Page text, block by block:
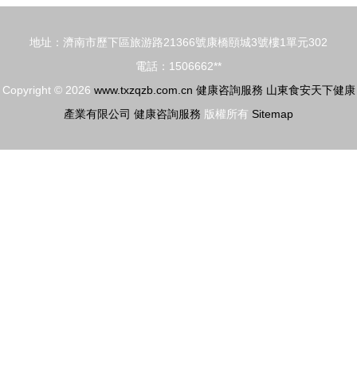
升級
地址：濟南市歷下區旅游路21366號康橋頤城3號樓1單元302
電話：1506662**
Copyright © 2026 www.txzqzb.com.cn 健康咨詢服務 山東食安天下健康
產業有限公司 健康咨詢服務 版權所有 Sitemap